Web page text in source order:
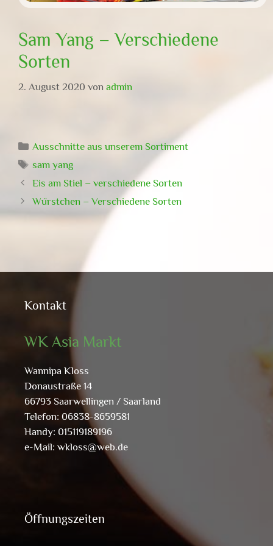
Sam Yang – Verschiedene
Sorten
2. August 2020 von admin
Kategorien
Ausschnitte aus unserem Sortiment
Schlagwörter
sam yang
Eis am Stiel – verschiedene Sorten
Würstchen – Verschiedene Sorten
Kontakt
WK Asia Markt
Wannipa Kloss
Donaustraße 14
66793 Saarwellingen / Saarland
Telefon: 06838-8659581
Handy: 015119189196
e-Mail: wkloss@web.de
Öffnungszeiten